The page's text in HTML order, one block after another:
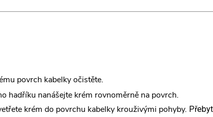
povrch kabelky očistěte.
hadříku nanášejte krém rovnoměrně na povrch.
krém do povrchu kabelky krouživými pohyby.